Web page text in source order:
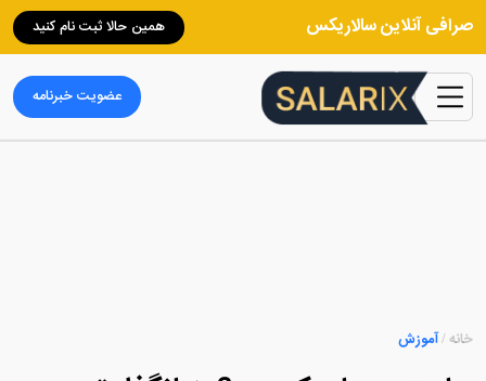
صرافی آنلاین سالاریکس همین حالا ثبت نام کنید
عضویت خبرنامه
خانه/آموزش